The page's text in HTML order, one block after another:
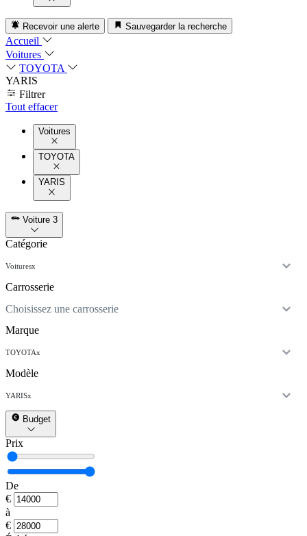
Recevoir une alerte Sauvegarder la recherche
Accueil
Voitures
TOYOTA
YARIS
Filtrer
Tout effacer
Voitures
TOYOTA
YARIS
Voiture 3
Catégorie
Voituresx
Carrosserie
Choisissez une carrosserie
Marque
TOYOTAx
Modèle
YARISx
Budget
Prix
De
€
à
€